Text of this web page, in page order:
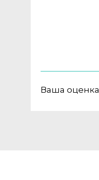
Ваша оценка